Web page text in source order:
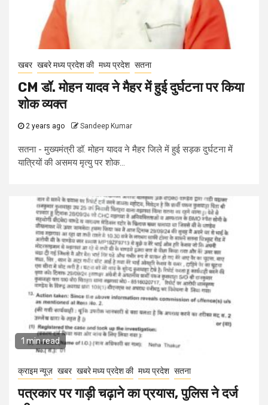
खबर खबरे मध्य प्रदेश की मध्य प्रदेश सतना
CM डॉ. मोहन यादव ने मैहर में हुई दुर्घटना पर किया
शोक व्यक्त
2 years ago Sandeep Kumar
सतना - मुख्यमंत्री डॉ. मोहन यादव ने मैहर जिले में हुई सड़क दुर्घटना में
यात्रियों की असमय मृत्यु पर शोक...
1 min read
क्राइम न्यूज़ खबर खबरे मध्य प्रदेश की मध्य प्रदेश सतना
पत्रकार पर गाड़ी चढ़ाने का प्रयास, पुलिस ने दर्ज